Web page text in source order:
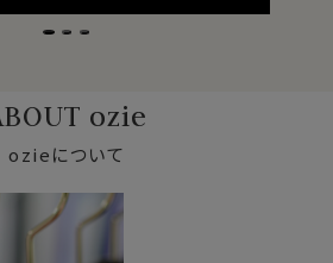
ozie
ozieについて